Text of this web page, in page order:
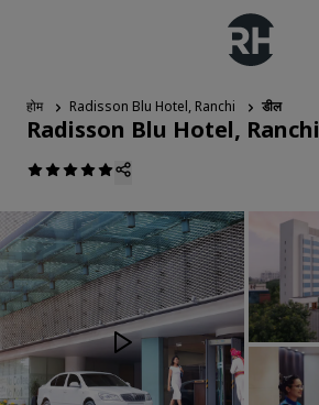
होम Radisson Blu Hotel, Ranchi डील
Radisson Blu Hotel, Ranchi